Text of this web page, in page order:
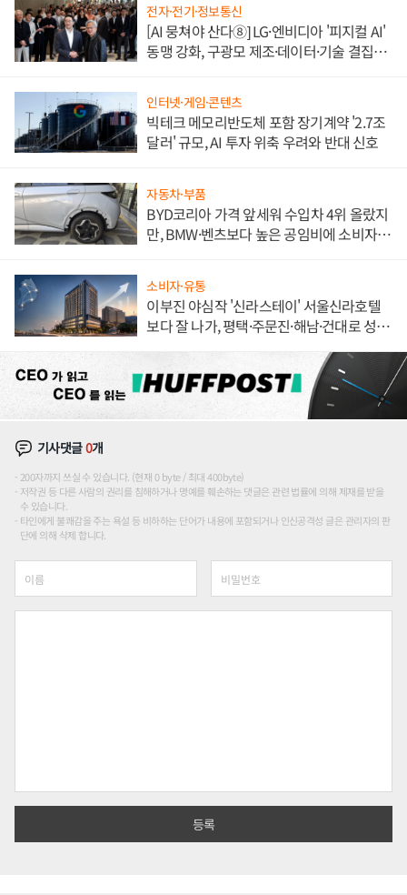
전자·전기·정보통신
[AI 뭉쳐야 산다⑧] LG·엔비디아 '피지컬 AI'
동맹 강화, 구광모 제조·데이터·기술 결집
인터넷·게임·콘텐츠
빅테크 메모리반도체 포함 장기계약 '2.7조
달러' 규모, AI 투자 위축 우려와 반대 신호
자동차·부품
BYD코리아 가격 앞세워 수입차 4위 올랐지
만, BMW·벤츠보다 높은 공임비에 소비자
소비자·유통
이부진 야심작 '신라스테이' 서울신라호텔
보다 잘 나가, 평택·주문진·해남·건대로 성
기사댓글0개
200자까지 쓰실 수 있습니다. (현재 0 byte / 최대 400byte)
저작권 등 다른 사람의 권리를 침해하거나 명예를 훼손하는 댓글은 관련 법률에 의해 제재를 받을
수 있습니다.
타인에게 불쾌감을 주는 욕설 등 비하하는 단어가 내용에 포함되거나 인신공격성 글은 관리자의 판
단에 의해 삭제 합니다.